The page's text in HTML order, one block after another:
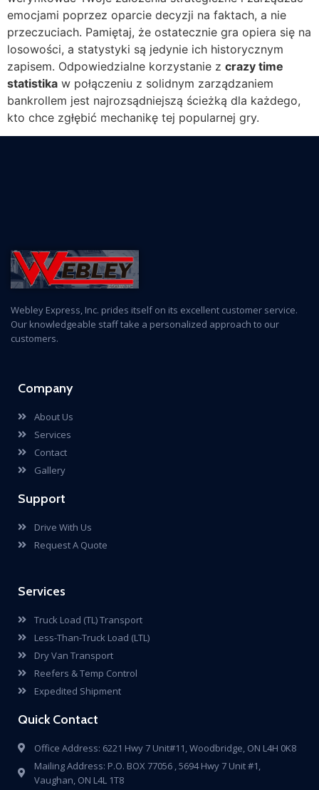
emocjami poprzez oparcie decyzji na faktach, a nie
przeczuciach. Pamiętaj, że ostatecznie gra opiera się na
losowości, a statystyki są jedynie ich historycznym
zapisem. Odpowiedzialne korzystanie z crazy time
statistika w połączeniu z solidnym zarządzaniem
bankrollem jest najrozsądniejszą ścieżką dla każdego,
kto chce zgłębić mechanikę tej popularnej gry.
Webley Express, Inc. prides itself on its excellent customer service.
Our knowledgeable staff take a personalized approach to our
customers.
Company
About Us
Services
Contact
Gallery
Support
Drive With Us
Request A Quote
Services
Truck Load (TL) Transport
Less-Than-Truck Load (LTL)
Dry Van Transport
Reefers & Temp Control
Expedited Shipment
Quick Contact
Office Address: 6221 Hwy 7 Unit#11, Woodbridge, ON L4H 0K8
Mailing Address: P.O. BOX 77056 , 5694 Hwy 7 Unit #1,
Vaughan, ON L4L 1T8